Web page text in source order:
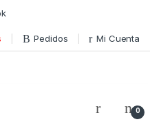
Pedidos Mi Cuenta
0